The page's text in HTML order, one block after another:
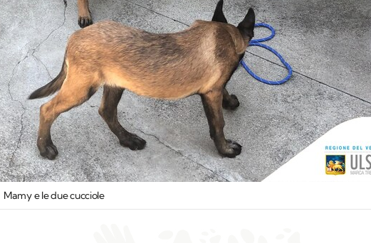
Mamy e le due cucciole